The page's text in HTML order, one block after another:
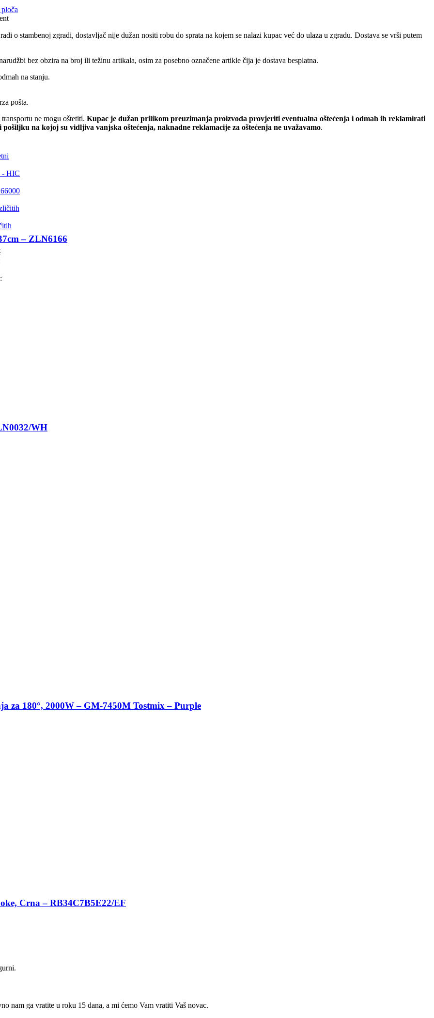
- HIC
o stambenoj zgradi, dostavljač nije dužan nositi robu do sprata na kojem se nalazi kupac već do ulaza u zgradu. Dostava se vrši putem
bez obzira na broj ili težinu artikala, osim za posebno označene artikle čija je dostava besplatna.
na stanju.
pošta.
ne mogu oštetiti. Kupac je dužan prilikom preuzimanja proizvoda provjeriti eventualna oštećenja i odmah ih reklamirati
na kojoj su vidljiva vanjska oštećenja, naknadne reklamacije za oštećenja ne uvažavamo.
– ZLN6166
WH
za 180°, 2000W – GM-7450M Tostmix – Purple
Crna – RB34C7B5E22/EF
nam ga vratite u roku 15 dana, a mi ćemo Vam vratiti Vaš novac.